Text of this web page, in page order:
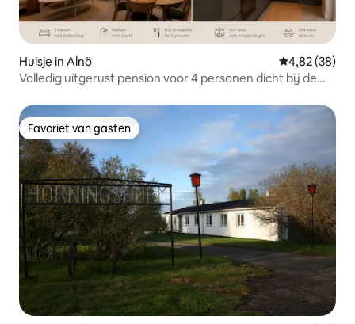
Huisje in Alnö Gemiddelde
4,82 (38)
Volledig uitgerust pension voor 4 personen dicht bij de
Favoriet van gasten
Favoriet van gasten